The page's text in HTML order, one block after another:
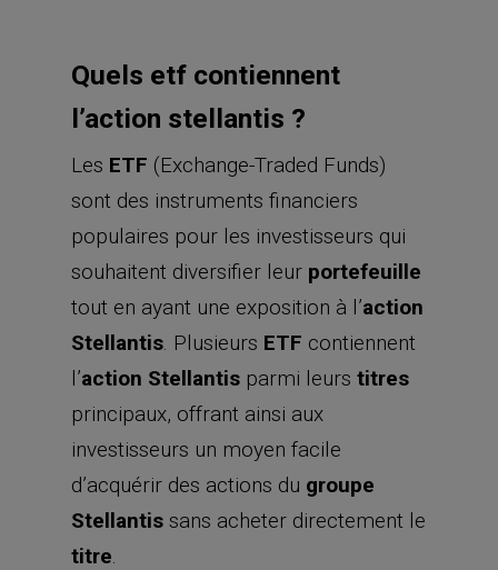
Quels etf contiennent
l’action stellantis ?
Les ETF (Exchange-Traded Funds)
sont des instruments financiers
populaires pour les investisseurs qui
souhaitent diversifier leur portefeuille
tout en ayant une exposition à l’action
Stellantis . Plusieurs ETF contiennent
l’action Stellantis parmi leurstitres
principaux, offrant ainsi aux
investisseurs un moyen facile
d’acquérir des actions du groupe
Stellantis sans acheter directement le
titre